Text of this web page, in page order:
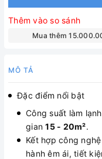
Thêm vào so sánh
Mua thêm
MÔ TẢ
Đặc điểm nổi bật
Công suất làm lạnh
gian15 - 20m².
Kết hợp công nghệ
hành êm ái, tiết